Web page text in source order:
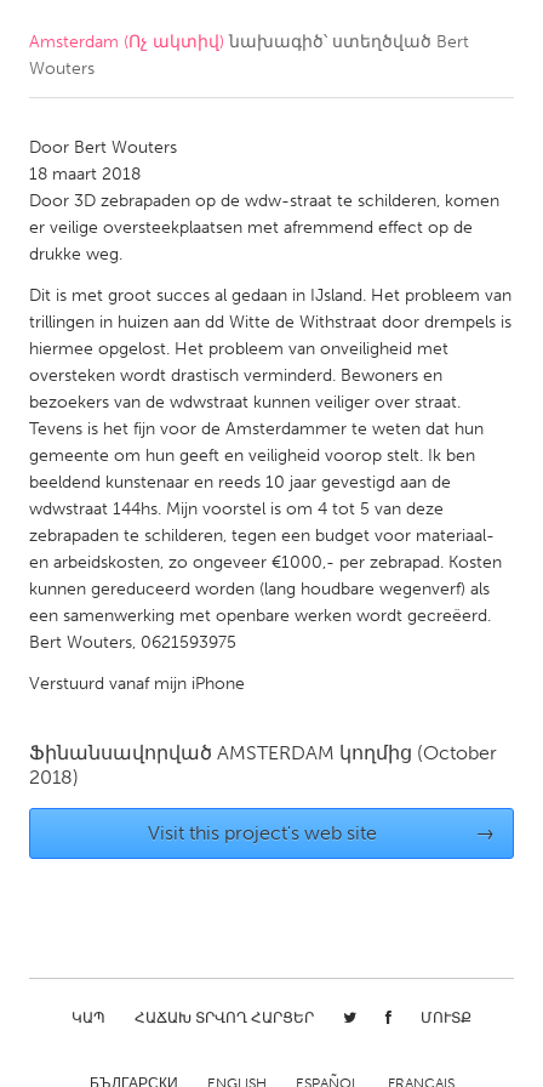
CANADA
Newmarket
South Shore
Toronto
MALAYSIA
Kuala Lumpur
NETHERLANDS
Leiden
Rotterdam
Utrecht
QATAR
Qatar
SINGAPORE
Singapore
UNITED KINGDOM
Detroit, MI
Durham, NC
Amsterdam (Ոչ ակտիվ) նախագիծ՝ ստեղծված Bert
Wouters
Door Bert Wouters
18 maart 2018
Door 3D zebrapaden op de wdw-straat te schilderen, komen
er veilige oversteekplaatsen met afremmend effect op de
drukke weg.
Dit is met groot succes al gedaan in IJsland. Het probleem van
trillingen in huizen aan dd Witte de Withstraat door drempels is
hiermee opgelost. Het probleem van onveiligheid met
oversteken wordt drastisch verminderd. Bewoners en
bezoekers van de wdwstraat kunnen veiliger over straat.
Tevens is het fijn voor de Amsterdammer te weten dat hun
gemeente om hun geeft en veiligheid voorop stelt. Ik ben
beeldend kunstenaar en reeds 10 jaar gevestigd aan de
wdwstraat 144hs. Mijn voorstel is om 4 tot 5 van deze
zebrapaden te schilderen, tegen een budget voor materiaal-
en arbeidskosten, zo ongeveer €1000,- per zebrapad. Kosten
kunnen gereduceerd worden (lang houdbare wegenverf) als
een samenwerking met openbare werken wordt gecreëerd.
Bert Wouters, 0621593975
Verstuurd vanaf mijn iPhone
Ֆինանսավորված AMSTERDAM կողմից (October
2018)
Visit this project's web site →
ԿԱՊ ՀԱՃԱԽ ՏՐՎՈՂ ՀԱՐՑԵՐ ՄՈՒՏՔ
БЪЛГАРСКИ ENGLISH ESPAÑOL FRANÇAIS